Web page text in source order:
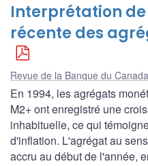
Interprétation
récente des
Revue de la Banque du
En 1994, les agrégats
M2+ ont enregistré une
inhabituelle, ce qui
d'inflation. L'agrégat au
accru au début de l'année,